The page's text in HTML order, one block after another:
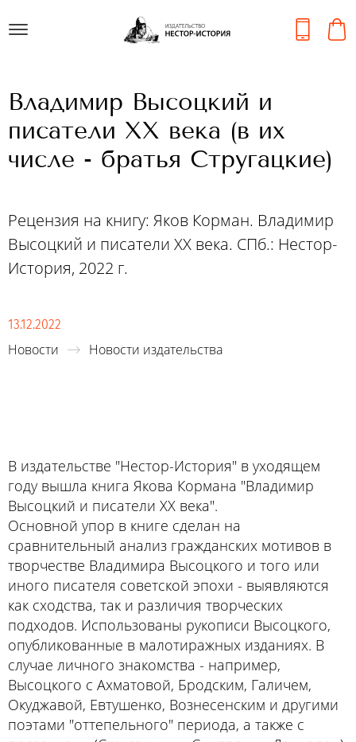
Владимир Высоцкий и
писатели XX века (в их
числе - братья Стругацкие)
Рецензия на книгу: Яков Корман. Владимир
Высоцкий и писатели XX века. СПб.: Нестор-
История, 2022 г.
13.12.2022
Новости Новости издательства
В издательстве "Нестор-История" в уходящем
году вышла книга Якова Кормана "Владимир
Высоцкий и писатели XX века".
Основной упор в книге сделан на
сравнительный анализ гражданских мотивов в
творчестве Владимира Высоцкого и того или
иного писателя советской эпохи - выявляются
как сходства, так и различия творческих
подходов. Использованы рукописи Высоцкого,
опубликованные в малотиражных изданиях. В
случае личного знакомства - например,
Высоцкого с Ахматовой, Бродским, Галичем,
Окуджавой, Евтушенко, Вознесенским и другими
поэтами "оттепельного" периода, а также с